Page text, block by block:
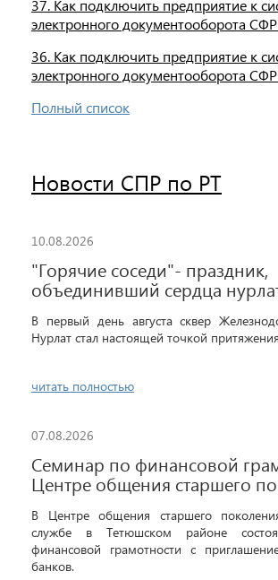
37. Как подключить предприятие к
электронного документооборота
36. Как подключить предприятие к
электронного документооборота
Полный список
Новости СПР по РТ
10.08.2026
"Горячие соседи"- праздник,
объединивший сердца
В первый день августа сквер
Нурлат стал настоящей точкой
читать полностью
07.08.2026
Семинар по финансовой
Центре общения старшего
В Центре общения старшего
службе в Тетюшском районе
финансовой грамотности с
банков.